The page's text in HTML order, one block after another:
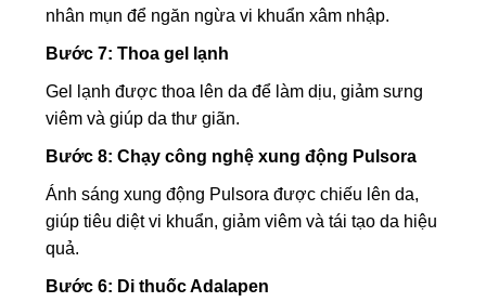
nhân mụn để ngăn ngừa vi khuẩn xâm nhập.
Bước 7: Thoa gel lạnh
Gel lạnh được thoa lên da để làm dịu, giảm sưng
viêm và giúp da thư giãn.
Bước 8: Chạy công nghệ xung động Pulsora
Ánh sáng xung động Pulsora được chiếu lên da,
giúp tiêu diệt vi khuẩn, giảm viêm và tái tạo da hiệu
quả.
Bước 6: Di thuốc Adalapen